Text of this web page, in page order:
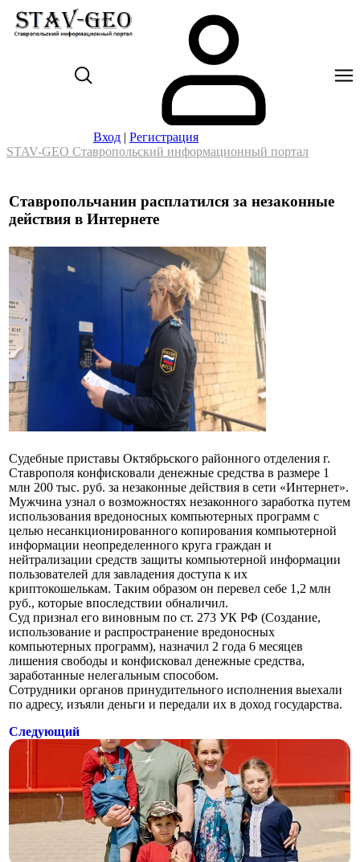
Вход | Регистрация
STAV-GEO Ставропольский информационный портал
Ставропольчанин расплатился за незаконные
действия в Интернете
Судебные приставы Октябрьского районного отделения г.
Ставрополя конфисковали денежные средства в размере 1
млн 200 тыс. руб. за незаконные действия в сети «Интернет».
Мужчина узнал о возможностях незаконного заработка путем
использования вредоносных компьютерных программ с
целью несанкционированного копирования компьютерной
информации неопределенного круга граждан и
нейтрализации средств защиты компьютерной информации
пользователей для завладения доступа к их
криптокошелькам. Таким образом он перевел себе 1,2 млн
руб., которые впоследствии обналичил.
Суд признал его виновным по ст. 273 УК РФ (Создание,
использование и распространение вредоносных
компьютерных программ), назначил 2 года 6 месяцев
лишения свободы и конфисковал денежные средства,
заработанные нелегальным способом.
Сотрудники органов принудительного исполнения выехали
по адресу, изъяли деньги и передали их в доход государства.
Следующий